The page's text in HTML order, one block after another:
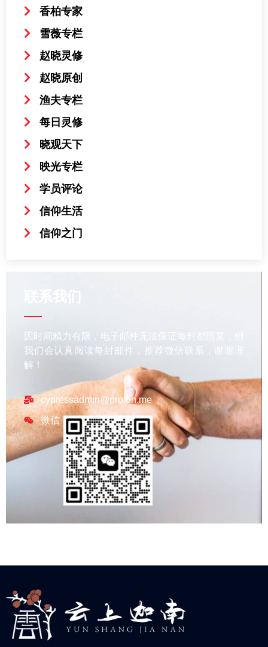
香柏专家
雪薇专栏
赵晓灵修
赵晓原创
渔夫专栏
每日灵修
晓观天下
映光专栏
学员评论
信仰生活
信仰之门
因时间精力有限，电子邮件无法保证每封都回复，但
我们会认真阅读每封邮件，推荐微信联系，谢谢理
解！
cypressadmin@proton.me
微信